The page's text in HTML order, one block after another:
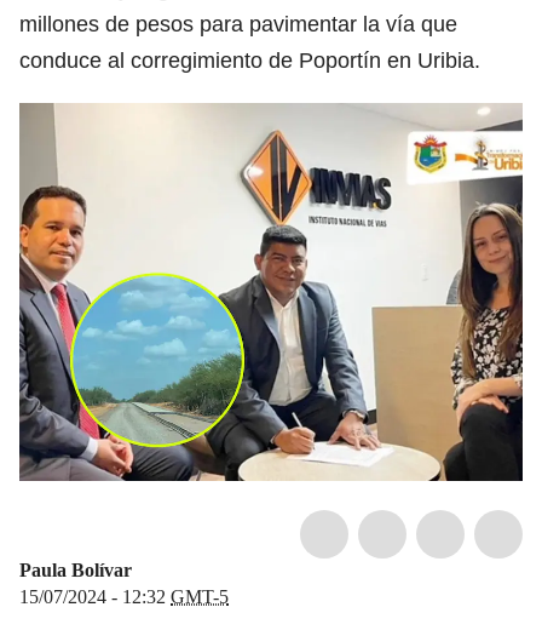
millones de pesos para pavimentar la vía que
conduce al corregimiento de Poportín en Uribia.
Paula Bolívar
15/07/2024 - 12:32 GMT-5